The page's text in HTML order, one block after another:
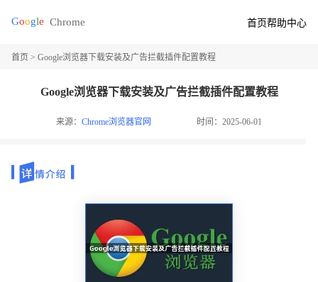
首页帮助中心
首页 > Google浏览器下载安装及广告拦截插件配置教程
Google浏览器下载安装及广告拦截插件配置教程
来源：Chrome浏览器官网 时间：2025-06-01